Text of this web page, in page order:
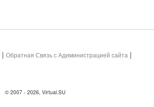
| Обратная Связь с Адиминистрацией сайта |
© 2007 - 2026, Virtual.SU